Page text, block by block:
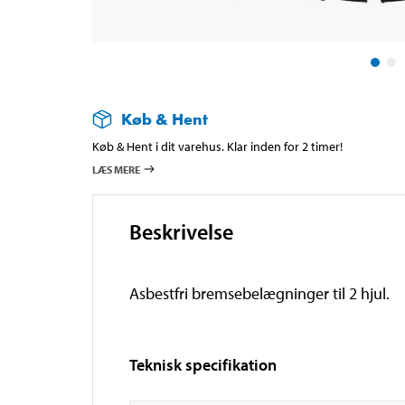
Køb & Hent
Køb & Hent i dit varehus. Klar inden for 2 timer!
LÆS MERE
Beskrivelse
Asbestfri bremsebelægninger til 2 hjul.
Teknisk specifikation